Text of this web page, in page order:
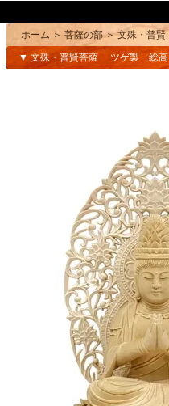
ホーム ＞ 菩薩の部＞文殊・普賢
▼ 文殊・普賢菩薩 ツゲ製 総